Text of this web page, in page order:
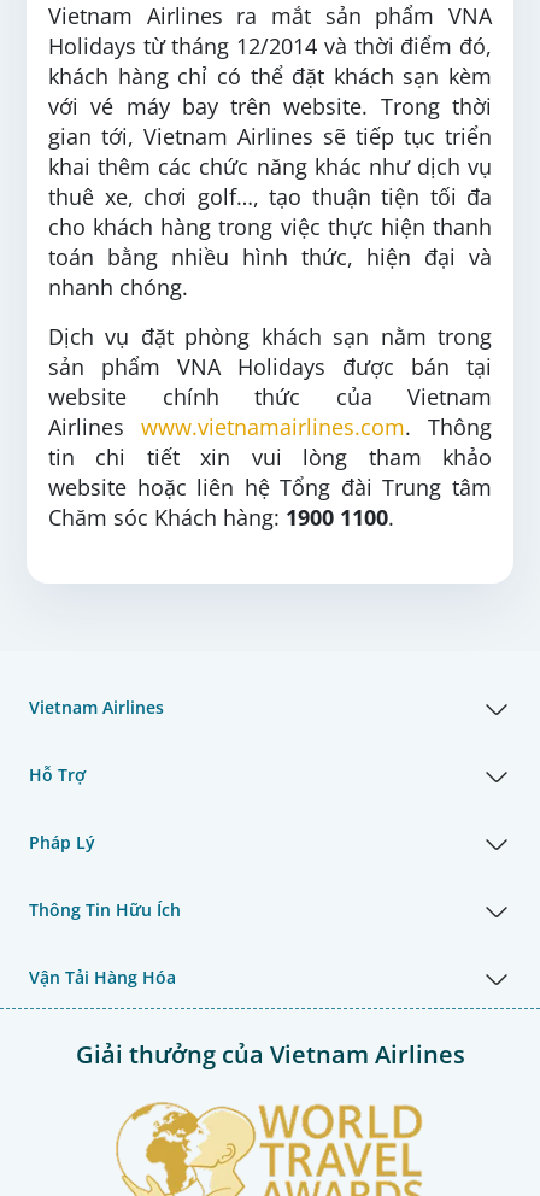
Vietnam Airlines ra mắt sản phẩm VNA
Holidays từ tháng 12/2014 và thời điểm đó,
khách hàng chỉ có thể đặt khách sạn kèm
với vé máy bay trên website. Trong thời
gian tới, Vietnam Airlines sẽ tiếp tục triển
khai thêm các chức năng khác như dịch vụ
thuê xe, chơi golf…, tạo thuận tiện tối đa
cho khách hàng trong việc thực hiện thanh
toán bằng nhiều hình thức, hiện đại và
nhanh chóng.
Dịch vụ đặt phòng khách sạn nằm trong
sản phẩm VNA Holidays được bán tại
website chính thức của Vietnam
Airlines www.vietnamairlines.com. Thông
tin chi tiết xin vui lòng tham khảo
website hoặc liên hệ Tổng đài Trung tâm
Chăm sóc Khách hàng: ‎ 1900 1100.
Vietnam Airlines
Hỗ Trợ
Pháp Lý
Thông Tin Hữu Ích
Vận Tải Hàng Hóa
Giải thưởng của Vietnam Airlines